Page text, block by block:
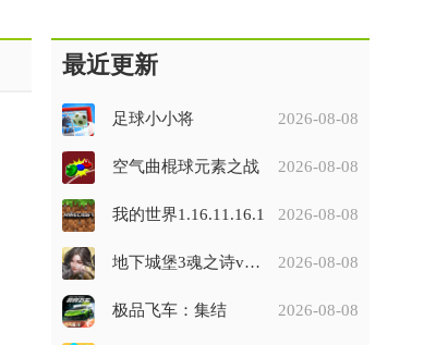
最近更新
足球小小将 2026-08-08
空气曲棍球元素之战 2026-08-08
我的世界1.16.11.16.1 2026-08-08
地下城堡3魂之诗v1.2.44 2026-08-08
极品飞车：集结 2026-08-08